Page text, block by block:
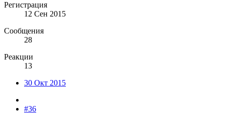
Регистрация
12 Сен 2015
Сообщения
28
Реакции
13
30 Окт 2015
#36